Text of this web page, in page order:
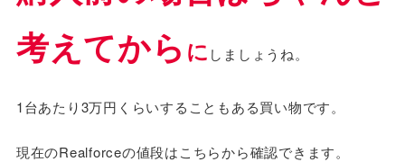
考えてから に しましょうね。
1台あたり3万円くらいすることもある買い物です。
現在のRealforceの値段はこちらから確認できます。